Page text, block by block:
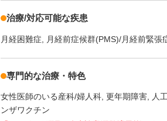
治療/対応可能な疾患
月経困難症 月経前症候群(PMS)/月経前緊張
専門的な治療・特色
女性医師のいる産科/婦人科 更年期障害 人
ンザワクチン